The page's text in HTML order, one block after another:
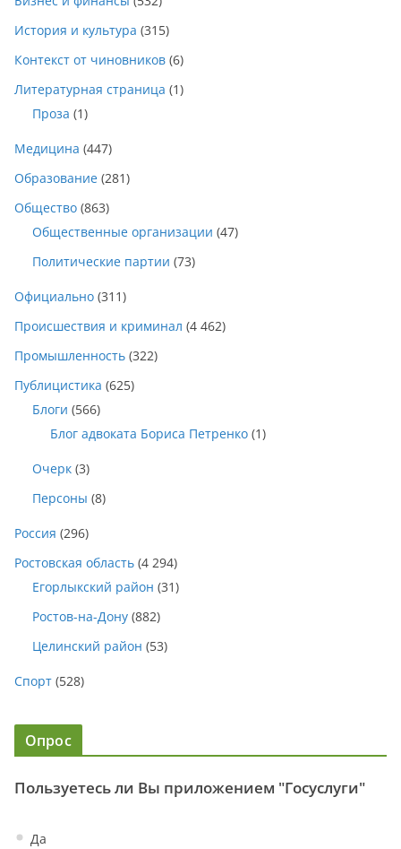
История и культура (315)
Контекст от чиновников (6)
Литературная страница (1)
Проза (1)
Медицина (447)
Образование (281)
Общество (863)
Общественные организации (47)
Политические партии (73)
Официально (311)
Происшествия и криминал (4 462)
Промышленность (322)
Публицистика (625)
Блоги (566)
Блог адвоката Бориса Петренко (1)
Очерк (3)
Персоны (8)
Россия (296)
Ростовская область (4 294)
Егорлыкский район (31)
Ростов-на-Дону (882)
Целинский район (53)
Спорт (528)
Опрос
Пользуетесь ли Вы приложением "Госуслуги"
Да